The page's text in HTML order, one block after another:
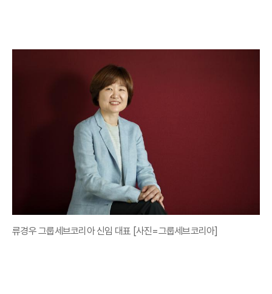
류경우 그룹세브코리아 신임 대표 [사진=그룹세브코리아]